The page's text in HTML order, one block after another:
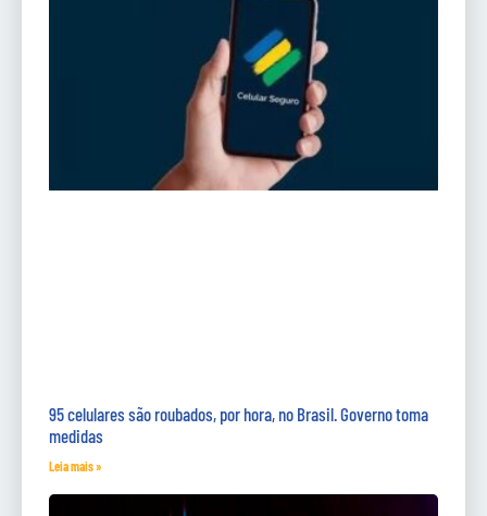
95 celulares são roubados, por hora, no Brasil. Governo toma
medidas
Leia mais »